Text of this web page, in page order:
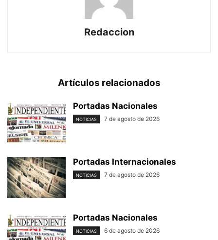
Redaccion
Artículos relacionados
Portadas Nacionales
NOTICIAS 7 de agosto de 2026
Portadas Internacionales
NOTICIAS 7 de agosto de 2026
Portadas Nacionales
NOTICIAS 6 de agosto de 2026